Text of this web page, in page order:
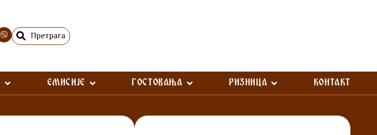
Претрага
ЕМИСИЈЕ ГОСТОВАЊА РИЗНИЦА КОНТАКТ